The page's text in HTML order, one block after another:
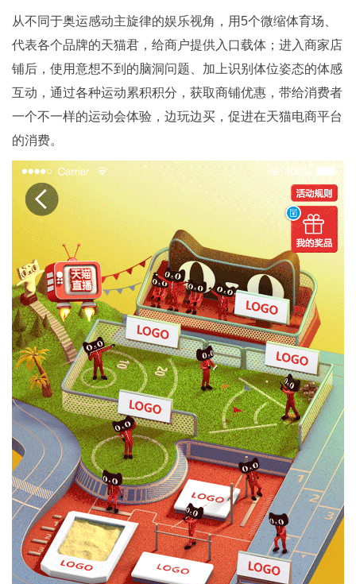
从不同于奥运感动主旋律的娱乐视角，用5个微缩体育场、
代表各个品牌的天猫君，给商户提供入口载体；进入商家店
铺后，使用意想不到的脑洞问题、加上识别体位姿态的体感
互动，通过各种运动累积积分，获取商铺优惠，带给消费者
一个不一样的运动会体验，边玩边买，促进在天猫电商平台
的消费。